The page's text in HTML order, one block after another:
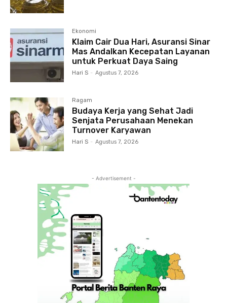
Ekonomi
Klaim Cair Dua Hari, Asuransi Sinar
Mas Andalkan Kecepatan Layanan
untuk Perkuat Daya Saing
Hari S - Agustus 7, 2026
Ragam
Budaya Kerja yang Sehat Jadi
Senjata Perusahaan Menekan
Turnover Karyawan
Hari S - Agustus 7, 2026
- Advertisement -